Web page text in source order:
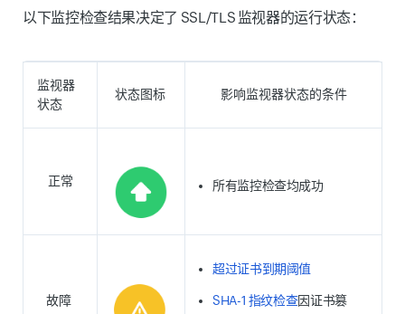
以下监控检查结果决定了 SSL/TLS 监视器的运行状态：
监视器
状态
状态图标 影响监视器状态的条件
正常 所有监控检查均成功
故障
超过证书到期阈值
SHA-1 指纹检查因证书篡